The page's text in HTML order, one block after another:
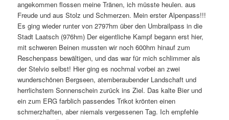
angekommen flossen meine Tränen, ich müsste heulen. aus
Freude und aus Stolz und Schmerzen. Mein erster Alpenpass!!!
Es ging wieder runter von 2797hm über den Umbrailpass in die
Stadt Laatsch (976hm) Der eigentliche Kampf begann erst hier,
mit schweren Beinen mussten wir noch 600hm hinauf zum
Reschenpass bewältigen, und das war für mich schlimmer als
der Stelvio selbst! Hier ging es nochmal vorbei an zwei
wunderschönen Bergseen, atemberaubender Landschaft und
herrlichstem Sonnenschein zurück ins Ziel. Das kalte Bier und
ein zum ERG farblich passendes Trikot krönten einen
schmerzhaften, aber niemals vergessenen Tag. Ich empfehle